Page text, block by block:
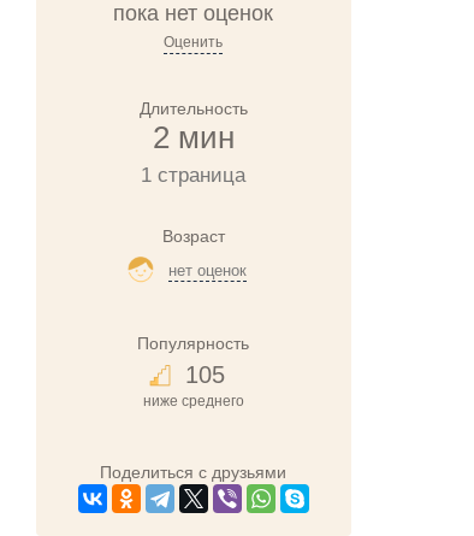
пока нет оценок
Оценить
Длительность
2 мин
1 страница
Возраст
нет оценок
Популярность
105
ниже среднего
Поделиться с друзьями